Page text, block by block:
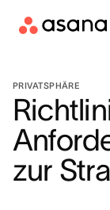
PRIVATSPHÄRE
zur